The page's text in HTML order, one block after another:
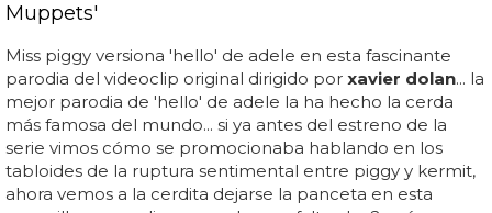
Muppets'
Miss piggy versiona 'hello' de adele en esta fascinante
parodia del videoclip original dirigido por xavier dolan... la
mejor parodia de 'hello' de adele la ha hecho la cerda
más famosa del mundo... si ya antes del estreno de la
serie vimos cómo se promocionaba hablando en los
tabloides de la ruptura sentimental entre piggy y kermit,
ahora vemos a la cerdita dejarse la panceta en esta